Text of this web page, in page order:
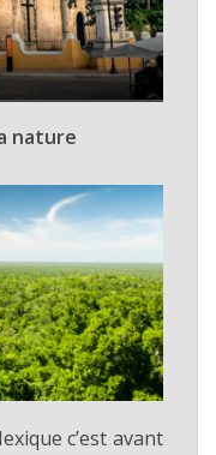
nature
c’est avant